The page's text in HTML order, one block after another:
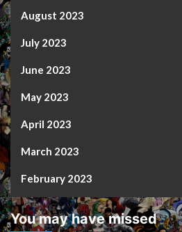
August 2023
July 2023
June 2023
May 2023
April 2023
March 2023
February 2023
You may have missed